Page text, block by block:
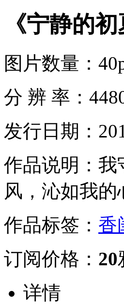
《宁静的初
图片数量：
分 辨 率：
发行日期：
作品说明： 我
风，沁如我的
作品标签： 香
订阅价格： 20
详情